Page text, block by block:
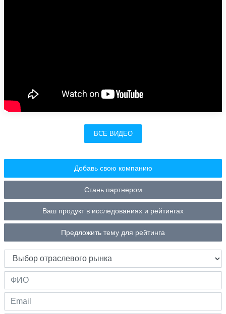
ВСЕ ВИДЕО
Добавь свою компанию
Стань партнером
Ваш продукт в исследованиях и рейтингах
Предложить тему для рейтинга